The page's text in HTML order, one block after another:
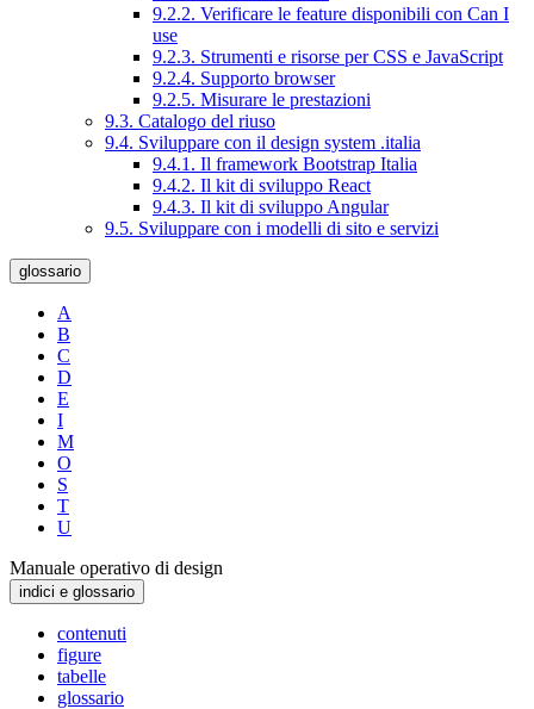
9.2.2. Verificare le feature disponibili con Can I
use
9.2.3. Strumenti e risorse per CSS e JavaScript
9.2.4. Supporto browser
9.2.5. Misurare le prestazioni
9.3. Catalogo del riuso
9.4. Sviluppare con il design system .italia
9.4.1. Il framework Bootstrap Italia
9.4.2. Il kit di sviluppo React
9.4.3. Il kit di sviluppo Angular
9.5. Sviluppare con i modelli di sito e servizi
glossario
A
B
C
D
E
I
M
O
S
T
U
Manuale operativo di design
indici e glossario
contenuti
figure
tabelle
glossario